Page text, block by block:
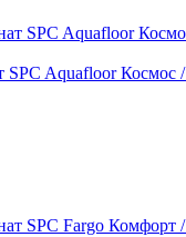
Aquafloor Космос /